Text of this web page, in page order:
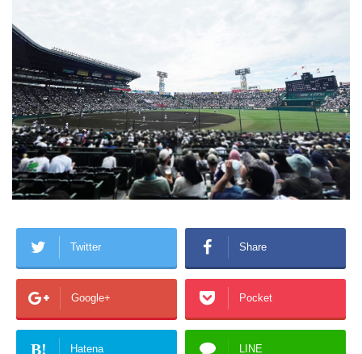
Twitter Share
Google+ Pocket
B! Hatena LINE